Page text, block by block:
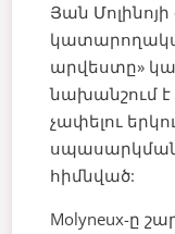
Յան
արվեստը»
նախանշում
չափելու
սպասարկման
հիմնված:
Molyneux-ը